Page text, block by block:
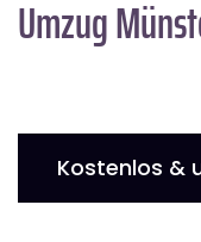
Umzug
Kostenlos &